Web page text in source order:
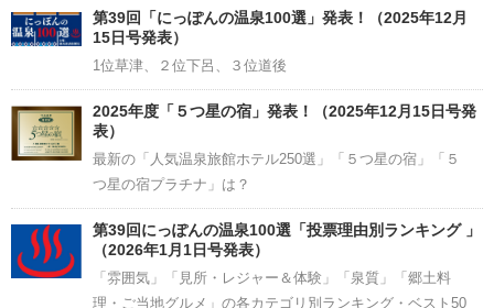
Channel
第39回「にっぽんの温泉100選」発表！（2025年12月
15日号発表）
1位草津、２位下呂、３位道後
2025年度「５つ星の宿」発表！（2025年12月15日号発
表）
最新の「人気温泉旅館ホテル250選」「５つ星の宿」「５
つ星の宿プラチナ」は？
第39回にっぽんの温泉100選「投票理由別ランキング 」
（2026年1月1日号発表）
「雰囲気」「見所・レジャー＆体験」「泉質」「郷土料
理・ご当地グルメ」の各カテゴリ別ランキング・ベスト50